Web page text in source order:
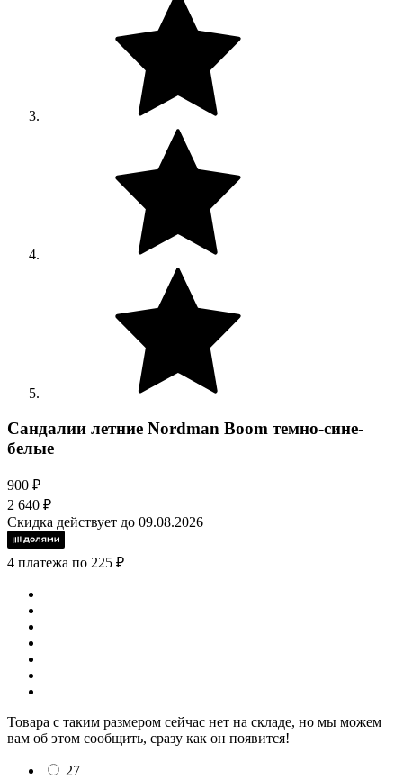
Сандалии летние Nordman Boom темно-сине-
белые
900 ₽
2 640 ₽
Скидка действует до 09.08.2026
4 платежа по 225 ₽
Товара с таким размером сейчас нет на складе, но мы можем
вам об этом сообщить, сразу как он появится!
27